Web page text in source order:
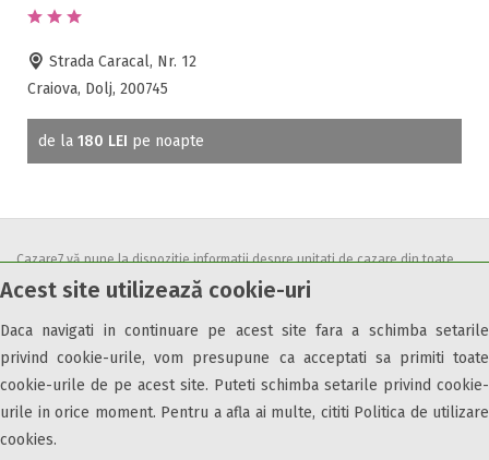
Acest site utilizează cookie-uri
Daca navigati in continuare pe acest site fara a schimba setarile
privind cookie-urile, vom presupune ca acceptati sa primiti toate
cookie-urile de pe acest site. Puteti schimba setarile privind cookie-
urile in orice moment. Pentru a afla ai multe, cititi Politica de utilizare
cookies.
Strada Caracal, Nr. 12
Craiova, Dolj, 200745
de la 180 LEI pe noapte
Cazare7 vă pune la dispozitie informatii despre unitati de cazare din toate
zonele turistice, oferte speciale, rezervari online.
condițiile